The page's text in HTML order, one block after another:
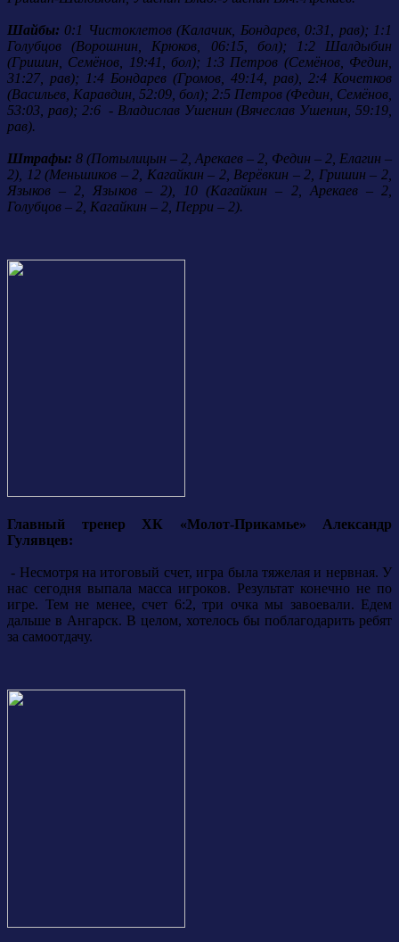
Шайбы: 0:1 Чистоклетов (Калачик, Бондарев, 0:31, рав); 1:1
Голубцов (Ворошнин, Крюков, 06:15, бол); 1:2 Шалдыбин
(Гришин, Семёнов, 19:41, бол); 1:3 Петров (Семёнов, Федин,
31:27, рав); 1:4 Бондарев (Громов, 49:14, рав), 2:4 Кочетков
(Васильев, Каравдин, 52:09, бол); 2:5 Петров (Федин, Семёнов,
53:03, рав); 2:6 - Владислав Ушенин (Вячеслав Ушенин, 59:19,
рав).
Штрафы: 8 (Потылицын – 2, Арекаев – 2, Федин – 2, Елагин –
2), 12 (Меньшиков – 2, Кагайкин – 2, Верёвкин – 2, Гришин – 2,
Языков – 2, Языков – 2), 10 (Кагайкин – 2, Арекаев – 2,
Голубцов – 2, Кагайкин – 2, Перри – 2).
Главный тренер ХК «Молот-Прикамье» Александр
Гулявцев:
- Несмотря на итоговый счет, игра была тяжелая и нервная. У
нас сегодня выпала масса игроков. Результат конечно не по
игре. Тем не менее, счет 6:2, три очка мы завоевали. Едем
дальше в Ангарск. В целом, хотелось бы поблагодарить ребят
за самоотдачу.